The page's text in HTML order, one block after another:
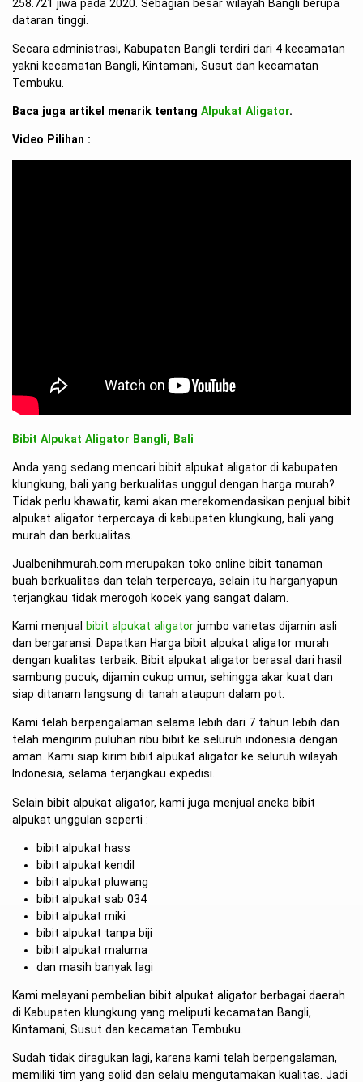
258.721 jiwa pada 2020. Sebagian besar wilayah Bangli berupa
dataran tinggi.
Secara administrasi, Kabupaten Bangli terdiri dari 4 kecamatan
yakni kecamatan Bangli, Kintamani, Susut dan kecamatan
Tembuku.
Baca juga artikel menarik tentang Alpukat Aligator.
Video Pilihan :
Bibit Alpukat Aligator Bangli, Bali
Anda yang sedang mencari bibit alpukat aligator di kabupaten
klungkung, bali yang berkualitas unggul dengan harga murah?.
Tidak perlu khawatir, kami akan merekomendasikan penjual bibit
alpukat aligator terpercaya di kabupaten klungkung, bali yang
murah dan berkualitas.
Jualbenihmurah.com merupakan toko online bibit tanaman
buah berkualitas dan telah terpercaya, selain itu harganyapun
terjangkau tidak merogoh kocek yang sangat dalam.
Kami menjual bibit alpukat aligator jumbo varietas dijamin asli
dan bergaransi. Dapatkan Harga bibit alpukat aligator murah
dengan kualitas terbaik. Bibit alpukat aligator berasal dari hasil
sambung pucuk, dijamin cukup umur, sehingga akar kuat dan
siap ditanam langsung di tanah ataupun dalam pot.
Kami telah berpengalaman selama lebih dari 7 tahun lebih dan
telah mengirim puluhan ribu bibit ke seluruh indonesia dengan
aman. Kami siap kirim bibit alpukat aligator ke seluruh wilayah
Indonesia, selama terjangkau expedisi.
Selain bibit alpukat aligator, kami juga menjual aneka bibit
alpukat unggulan seperti :
bibit alpukat hass
bibit alpukat kendil
bibit alpukat pluwang
bibit alpukat sab 034
bibit alpukat miki
bibit alpukat tanpa biji
bibit alpukat maluma
dan masih banyak lagi
Kami melayani pembelian bibit alpukat aligator berbagai daerah
di Kabupaten klungkung yang meliputi kecamatan Bangli,
Kintamani, Susut dan kecamatan Tembuku.
Sudah tidak diragukan lagi, karena kami telah berpengalaman,
memiliki tim yang solid dan selalu mengutamakan kualitas. Jadi